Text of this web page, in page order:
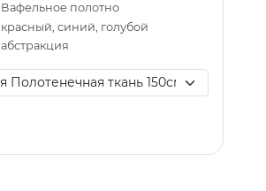
Вафельное полотно
красный, синий, голубой
абстракция